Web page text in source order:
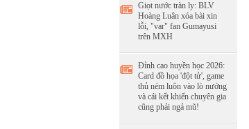
Giọt nước tràn ly: BLV
Hoàng Luân xóa bài xin
lỗi, "var" fan Gumayusi
trên MXH
Đỉnh cao huyền học 2026:
Card đồ họa 'đột tử', game
thủ ném luôn vào lò nướng
và cái kết khiến chuyên gia
cũng phải ngả mũ!